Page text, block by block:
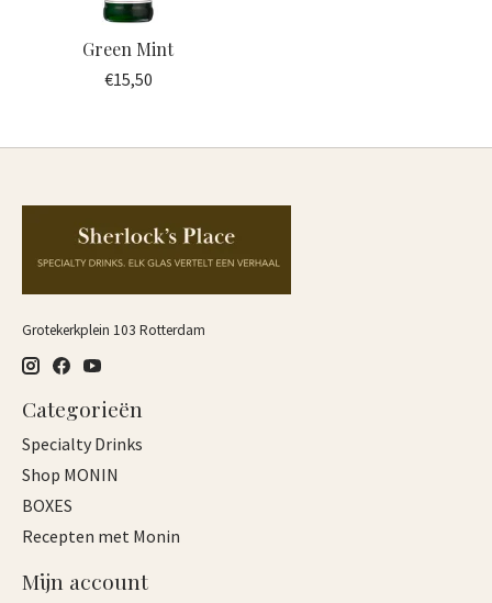
Green Mint
€15,50
Grotekerkplein 103 Rotterdam
Categorieën
Specialty Drinks
Shop MONIN
BOXES
Recepten met Monin
Mijn account